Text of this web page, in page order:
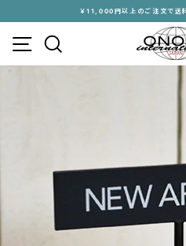
キ
す
シ
を
￥11,000円以上のご注文で送
メニュー